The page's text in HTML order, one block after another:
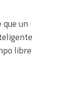
un
libre